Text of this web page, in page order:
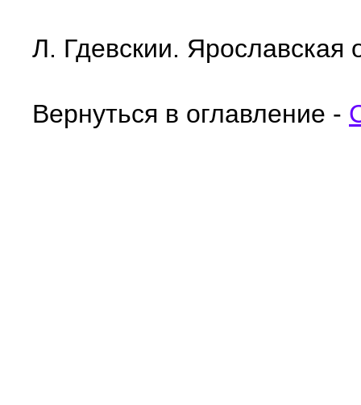
Л. Гдевскии. Ярославская
Вернуться в оглавление -